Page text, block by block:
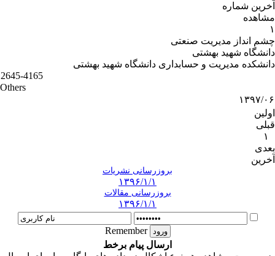
آخرین شماره
مشاهده
۱
چشم انداز مدیریت صنعتی
دانشگاه شهید بهشتی
دانشکده مدیریت و حسابداری دانشگاه شهید بهشتی
2645-4165
Others
۱۳۹۷/۰۶
اولین
قبلی
۱
بعدی
آخرین
بروزرسانی نشریات
۱۳۹۶/۱/۱
بروزرسانی مقالات
۱۳۹۶/۱/۱
Remember
ارسال پیام برخط